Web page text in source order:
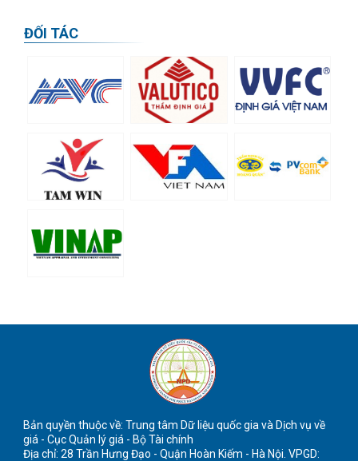
Thông báo 1119/TB-BTC về việc trao thẻ
thẩm định viên về giá kỳ thi lần thứ 14 năm
2019
16/04/2020
Thông báo về việc mở lớp cập nhật kiến thức
thẩm định giá (lớp cuối cùng của năm 2019)
16/04/2020
ĐỐI TÁC
Bản quyền thuộc về: Trung tâm Dữ liệu quốc gia và Dịch vụ về
giá - Cục Quản lý giá - Bộ Tài chính
Địa chỉ: 28 Trần Hưng Đạo - Quận Hoàn Kiếm - Hà Nội. VPGD: